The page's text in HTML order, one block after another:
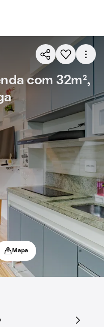
com 32m²,
Mapa